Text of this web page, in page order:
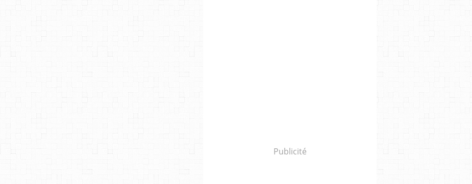
Publicité